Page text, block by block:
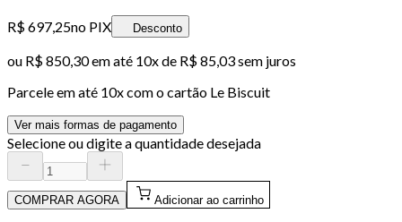
R$ 697,25no PIX Desconto
ou R$ 850,30em até 10x de R$ 85,03 sem juros
Parcele em até 10x com o cartão Le Biscuit
Ver mais formas de pagamento
Selecione ou digite a quantidade desejada
COMPRAR AGORA Adicionar ao carrinho